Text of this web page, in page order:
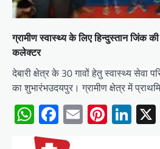
ग्रामीण स्वास्थ्य के लिए हिन्दुस्तान जिंक
कलेक्टर
देबारी क्षेत्र के 30 गावों हेतु स्वास्थ्य सेवा
का शुभारंभउदयपुर। ग्रामीण क्षेत्र में
WhatsApp
Facebook
Email